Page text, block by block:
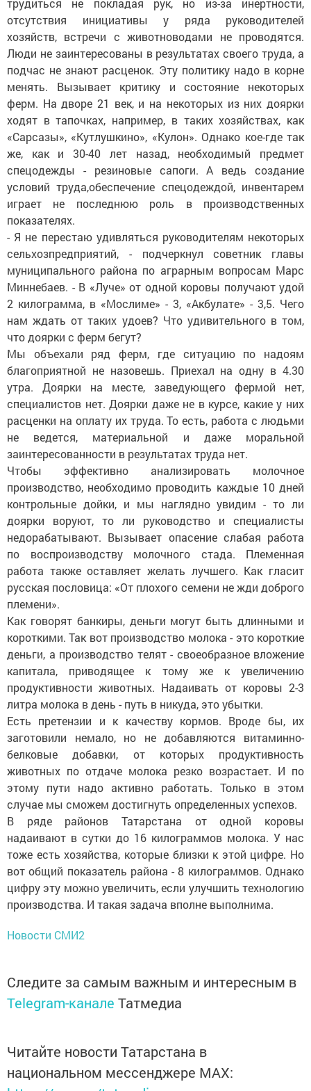
трудиться не покладая рук, но из-за инертности,
отсутствия инициативы у ряда руководителей
хозяйств, встречи с животноводами не проводятся.
Люди не заинтересованы в результатах своего труда, а
подчас не знают расценок. Эту политику надо в корне
менять. Вызывает критику и состояние некоторых
ферм. На дворе 21 век, и на некоторых из них доярки
ходят в тапочках, например, в таких хозяйствах, как
«Сарсазы», «Кутлушкино», «Кулон». Однако кое-где так
же, как и 30-40 лет назад, необходимый предмет
спецодежды - резиновые сапоги. А ведь создание
условий труда,обеспечение спецодеждой, инвентарем
играет не последнюю роль в производственных
показателях.
- Я не перестаю удивляться руководителям некоторых
сельхозпредприятий, - подчерк­нул советник главы
муниципального района по аграрным вопросам Марс
Миннебаев. - В «Луче» от одной коровы получают удой
2 килограмма, в «Мослиме» - 3, «Акбулате» - 3,5. Чего
нам ждать от таких удоев? Что удивительного в том,
что доярки с ферм бегут?
Мы объехали ряд ферм, где ситуацию по надоям
благоприятной не назовешь. Приехал на одну в 4.30
утра. Доярки на месте, заведующего фермой нет,
специалистов нет. Доярки даже не в курсе, какие у них
расценки на оплату их труда. То есть, работа с людьми
не ведется, материальной и даже моральной
заинтересованности в результатах труда нет.
Чтобы эффективно анализировать молочное
производство, необходимо проводить каждые 10 дней
контрольные дойки, и мы наглядно увидим - то ли
доярки воруют, то ли руководство и специалисты
недорабатывают. Вызывает опасение слабая работа
по воспроизводству молочного стада. Племенная
работа также оставляет желать лучшего. Как гласит
русская пословица: «От плохого семени не жди доброго
племени».
Как говорят банкиры, деньги могут быть длинными и
короткими. Так вот производство молока - это короткие
деньги, а производство телят - своеобразное вложение
капитала, приводящее к тому же к увеличению
продуктивности животных. Надаивать от коровы 2-3
литра молока в день - путь в никуда, это убытки.
Есть претензии и к качеству кормов. Вроде бы, их
заготовили немало, но не добавляются витаминно-
белковые добавки, от которых продуктивность
животных по отдаче молока резко возрастает. И по
этому пути надо активно работать. Только в этом
случае мы сможем достигнуть определенных успехов.
В ряде районов Татарстана от одной коровы
надаивают в сутки до 16 килограммов молока. У нас
тоже есть хозяйства, которые близки к этой цифре. Но
вот общий показатель района - 8 килограммов. Однако
цифру эту можно увеличить, если улучшить технологию
производства. И такая задача вполне выполнима.
Новости СМИ2
Следите за самым важным и интересным в
Telegram-канале Татмедиа
Читайте новости Татарстана в
национальном мессенджере MАХ: